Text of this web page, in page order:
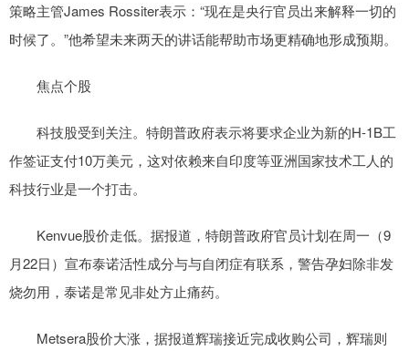
策略主管James Rossiter表示：“现在是央行官员出来解释一切的
时候了。”他希望未来两天的讲话能帮助市场更精确地形成预期。
焦点个股
科技股受到关注。特朗普政府表示将要求企业为新的H-1B工
作签证支付10万美元，这对依赖来自印度等亚洲国家技术工人的
科技行业是一个打击。
Kenvue股价走低。据报道，特朗普政府官员计划在周一（9
月22日）宣布泰诺活性成分与与自闭症有联系，警告孕妇除非发
烧勿用，泰诺是常见非处方止痛药。
Metsera股价大涨，据报道辉瑞接近完成收购公司，辉瑞则